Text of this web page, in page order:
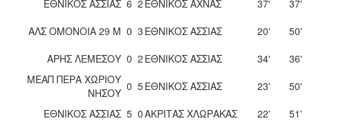
ΕΘΝΙΚΟΣ ΑΣΣΙΑΣ 6 2 ΕΘΝΙΚΟΣ ΑΧΝΑΣ 37' 37'
ΑΛΣ ΟΜΟΝΟΙΑ 29 Μ 0 3 ΕΘΝΙΚΟΣ ΑΣΣΙΑΣ 20' 50'
ΑΡΗΣ ΛΕΜΕΣΟΥ 0 2 ΕΘΝΙΚΟΣ ΑΣΣΙΑΣ 34'
36'
ΜΕΑΠ ΠΕΡΑ ΧΩΡΙΟΥ
ΝΗΣΟΥ 0 5ΕΘΝΙΚΟΣ ΑΣΣΙΑΣ 23'
50'
ΕΘΝΙΚΟΣ ΑΣΣΙΑΣ 5 0ΑΚΡΙΤΑΣ ΧΛΩΡΑΚΑΣ 22'
51'